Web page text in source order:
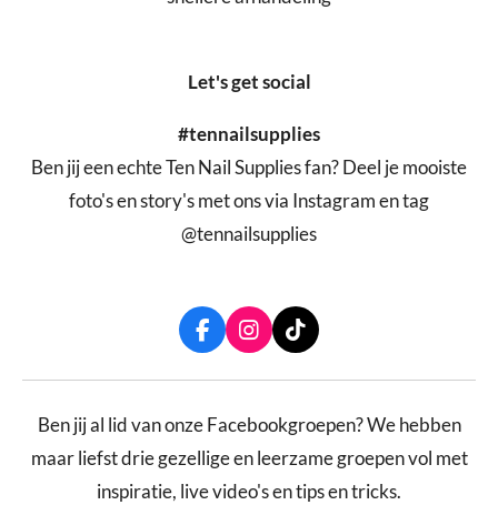
Let's get social
#tennailsupplies
Ben jij een echte Ten Nail Supplies fan? Deel je mooiste
foto's en story's met ons via Instagram en tag
@tennailsupplies
F
a
c
b
o
k
I
n
s
a
r
a
T
i
k
o
Ben jij al lid van onze Facebookgroepen? We hebben
maar liefst drie gezellige en leerzame groepen vol met
inspiratie, live video's en tips en tricks.